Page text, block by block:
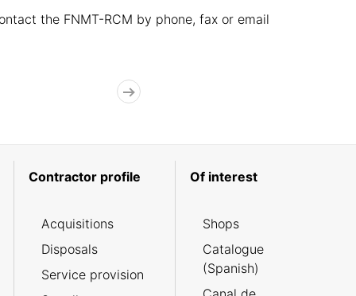
the FNMT-RCM by phone, fax or email
Contractor profile
Acquisitions
Disposals
Service provision
Of interest
Shops
Catalogue
(Spanish)